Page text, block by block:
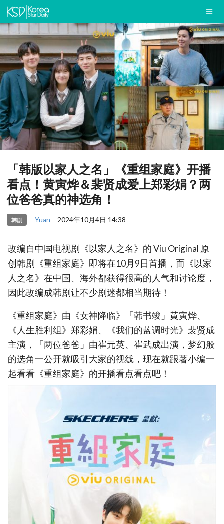
「韩版以家人之名」《重组家庭》开播
看点！黄寅烨＆裴贤成爱上郑彩娟？两
位爸爸真的神选角！
韩剧 Yuan 2024年10月4日 14:38
改编自中国电视剧《以家人之名》的 Viu Original 原
创韩剧《重组家庭》即将在10月9日首播，而《以家
人之名》在中国、海外都获得很高的人气和讨论度，
因此改编成韩剧让不少剧迷都相当期待！
《重组家庭》由《女神降临》「韩书竣」黄寅烨、
《人生胜利组》郑彩娟、《我们的蓝调时光》裴贤成
主演，「两位爸爸」由崔元英、崔武成出演，梦幻般
的选角一公开就吸引大家的视线，现在就跟著小编一
起看看《重组家庭》的开播看点看点吧！